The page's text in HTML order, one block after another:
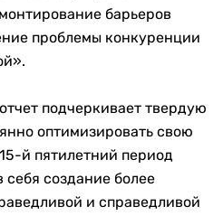
барьеров
проблемы конкуренции
подчеркивает твердую
оптимизировать свою
й пятилетний период
создание более
и справедливой